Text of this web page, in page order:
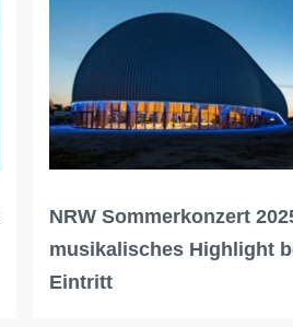
NRW Sommerkonzert
musikalisches Highlight
Eintritt